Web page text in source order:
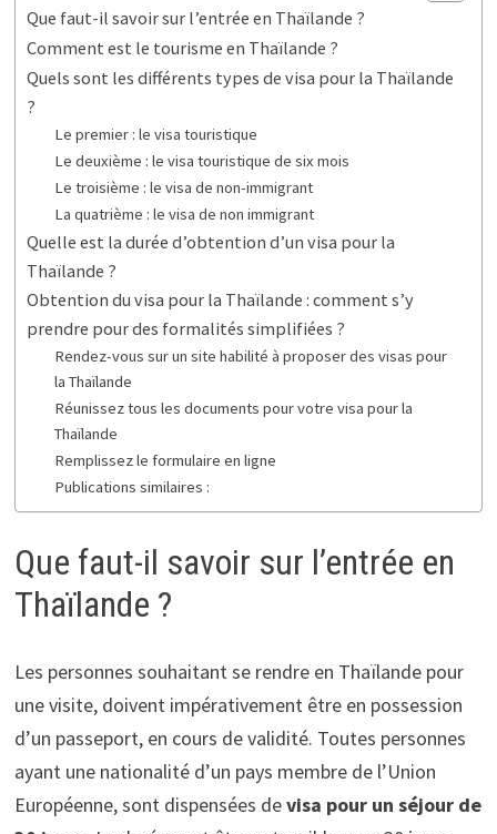
Que faut-il savoir sur l’entrée en Thaïlande ?
Comment est le tourisme en Thaïlande ?
Quels sont les différents types de visa pour la Thaïlande
?
Le premier : le visa touristique
Le deuxième : le visa touristique de six mois
Le troisième : le visa de non-immigrant
La quatrième : le visa de non immigrant
Quelle est la durée d’obtention d’un visa pour la
Thaïlande ?
Obtention du visa pour la Thaïlande : comment s’y
prendre pour des formalités simplifiées ?
Rendez-vous sur un site habilité à proposer des visas pour
la Thaïlande
Réunissez tous les documents pour votre visa pour la
Thaïlande
Remplissez le formulaire en ligne
Publications similaires :
Que faut-il savoir sur l’entrée en
Thaïlande ?
Les personnes souhaitant se rendre en Thaïlande pour
une visite, doivent impérativement être en possession
d’un passeport, en cours de validité. Toutes personnes
ayant une nationalité d’un pays membre de l’Union
Européenne, sont dispensées devisa pour un séjour de